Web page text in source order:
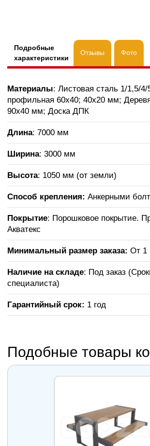
Подробные
характеристики
Отзывы Фото
Материалы: Листовая сталь 1/1,5/
профильная 60х40; 40х20 мм;
90х40 мм; Доска ДПК
Длина: 7000 мм
Ширина: 3000 мм
Высота: 1050 мм (от земли)
Способ крепления: Анкерными
Покрытие: Порошковое покрытие.
Акватекс
Минимальный размер заказа: От 1
Наличие на складе: Под заказ
специалиста)
Гарантийный срок: 1 год
Подобные товары